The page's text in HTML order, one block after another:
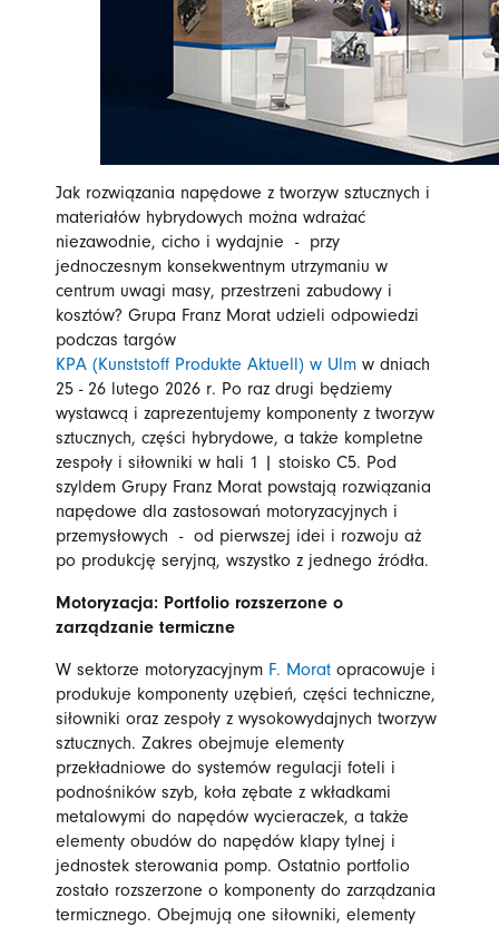
Jak rozwiązania napędowe z tworzyw sztucznych i
materiałów hybrydowych można wdrażać
niezawodnie, cicho i wydajnie - przy
jednoczesnym konsekwentnym utrzymaniu w
centrum uwagi masy, przestrzeni zabudowy i
kosztów? Grupa Franz Morat udzieli odpowiedzi
podczas targów
KPA (Kunststoff Produkte Aktuell) w Ulm w dniach
25 - 26 lutego 2026 r. Po raz drugi będziemy
wystawcą i zaprezentujemy komponenty z tworzyw
sztucznych, części hybrydowe, a także kompletne
zespoły i siłowniki w hali 1 | stoisko C5. Pod
szyldem Grupy Franz Morat powstają rozwiązania
napędowe dla zastosowań motoryzacyjnych i
przemysłowych - od pierwszej idei i rozwoju aż
po produkcję seryjną, wszystko z jednego źródła.
Motoryzacja: Portfolio rozszerzone o
zarządzanie termiczne
W sektorze motoryzacyjnym F. Morat opracowuje i
produkuje komponenty uzębień, części techniczne,
siłowniki oraz zespoły z wysokowydajnych tworzyw
sztucznych. Zakres obejmuje elementy
przekładniowe do systemów regulacji foteli i
podnośników szyb, koła zębate z wkładkami
metalowymi do napędów wycieraczek, a także
elementy obudów do napędów klapy tylnej i
jednostek sterowania pomp. Ostatnio portfolio
zostało rozszerzone o komponenty do zarządzania
termicznego. Obejmują one siłowniki, elementy